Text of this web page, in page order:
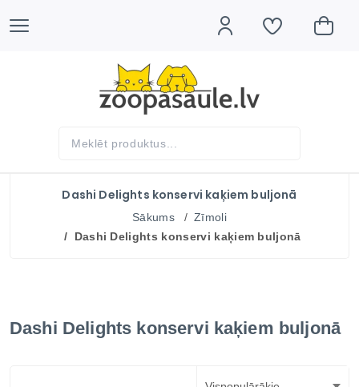
Dashi Delights konservi kaķiem buljonā
Sākums
Zīmoli
Dashi Delights konservi kaķiem buljonā
Dashi Delights konservi kaķiem buljonā